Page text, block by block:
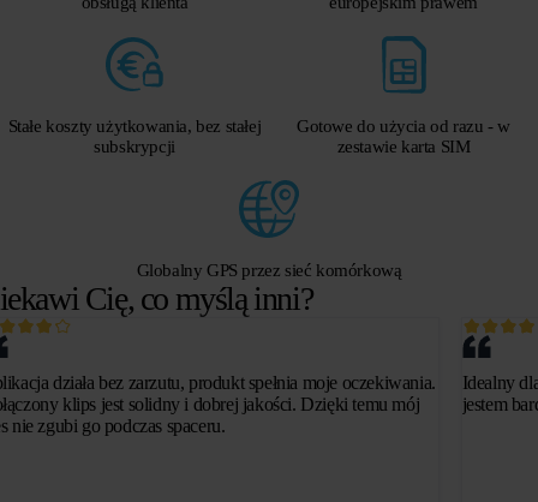
Stałe koszty użytkowania, bez stałej
subskrypcji
Gotowe do użycia od razu - w
zestawie karta SIM
Globalny GPS przez sieć komórkową
Cię, co myślą inni?
działa bez zarzutu, produkt spełnia moje oczekiwania.
klips jest solidny i dobrej jakości. Dzięki temu mój
nie zgubi go podczas spaceru.
Idealny
jestem